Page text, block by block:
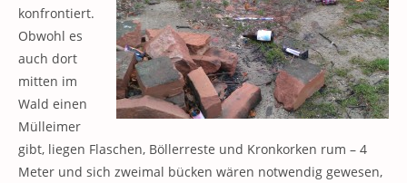
konfrontiert.
Obwohl es
auch dort
mitten im
Wald einen
Mülleimer
gibt, liegen Flaschen, Böllerreste und Kronkorken rum – 4
Meter und sich zweimal bücken wären notwendig gewesen,